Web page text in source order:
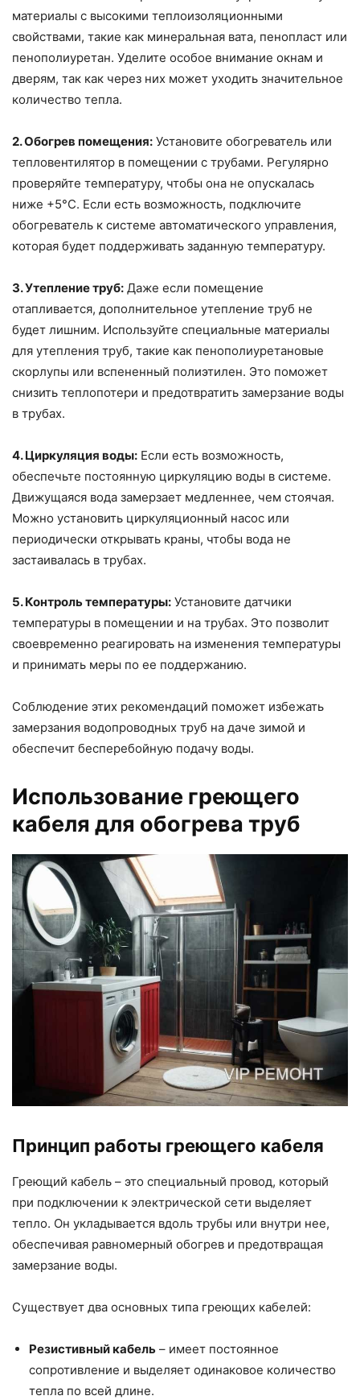
материалы с высокими теплоизоляционными
свойствами, такие как минеральная вата, пенопласт или
пенополиуретан. Уделите особое внимание окнам и
дверям, так как через них может уходить значительное
количество тепла.
2. Обогрев помещения: Установите обогреватель или
тепловентилятор в помещении с трубами. Регулярно
проверяйте температуру, чтобы она не опускалась
ниже +5°C. Если есть возможность, подключите
обогреватель к системе автоматического управления,
которая будет поддерживать заданную температуру.
3. Утепление труб: Даже если помещение
отапливается, дополнительное утепление труб не
будет лишним. Используйте специальные материалы
для утепления труб, такие как пенополиуретановые
скорлупы или вспененный полиэтилен. Это поможет
снизить теплопотери и предотвратить замерзание воды
в трубах.
4. Циркуляция воды: Если есть возможность,
обеспечьте постоянную циркуляцию воды в системе.
Движущаяся вода замерзает медленнее, чем стоячая.
Можно установить циркуляционный насос или
периодически открывать краны, чтобы вода не
застаивалась в трубах.
5. Контроль температуры: Установите датчики
температуры в помещении и на трубах. Это позволит
своевременно реагировать на изменения температуры
и принимать меры по ее поддержанию.
Соблюдение этих рекомендаций поможет избежать
замерзания водопроводных труб на даче зимой и
обеспечит бесперебойную подачу воды.
Использование греющего
кабеля для обогрева труб
Принцип работы греющего кабеля
Греющий кабель – это специальный провод, который
при подключении к электрической сети выделяет
тепло. Он укладывается вдоль трубы или внутри нее,
обеспечивая равномерный обогрев и предотвращая
замерзание воды.
Существует два основных типа греющих кабелей:
Резистивный кабель – имеет постоянное
сопротивление и выделяет одинаковое количество
тепла по всей длине.